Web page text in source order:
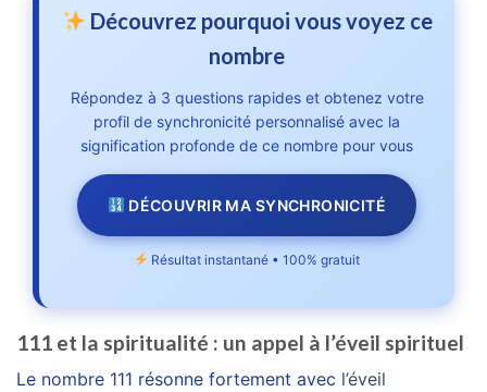
Découvrez pourquoi vous voyez ce
nombre
Répondez à 3 questions rapides et obtenez votre
profil de synchronicité personnalisé avec la
signification profonde de ce nombre pour vous
DÉCOUVRIR MA SYNCHRONICITÉ
Résultat instantané • 100% gratuit
111 et la spiritualité : un appel à l’éveil spirituel
Le nombre 111 résonne fortement avec l’éveil